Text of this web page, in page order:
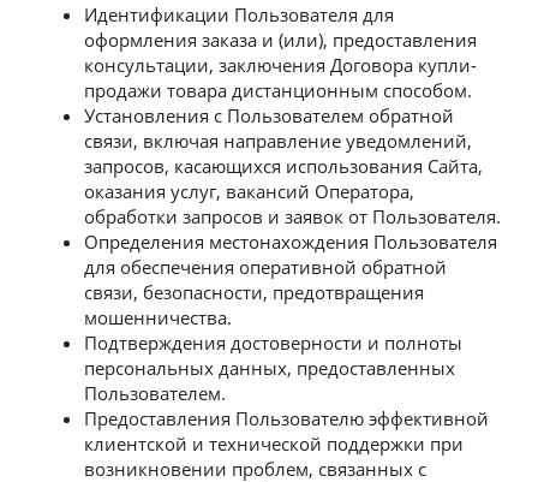
Идентификации Пользователя для
оформления заказа и (или), предоставления
консультации, заключения Договора купли-
продажи товара дистанционным способом.
Установления с Пользователем обратной
связи, включая направление уведомлений,
запросов, касающихся использования Сайта,
оказания услуг, вакансий Оператора,
обработки запросов и заявок от Пользователя.
Определения местонахождения Пользователя
для обеспечения оперативной обратной
связи, безопасности, предотвращения
мошенничества.
Подтверждения достоверности и полноты
персональных данных, предоставленных
Пользователем.
Предоставления Пользователю эффективной
клиентской и технической поддержки при
возникновении проблем, связанных с